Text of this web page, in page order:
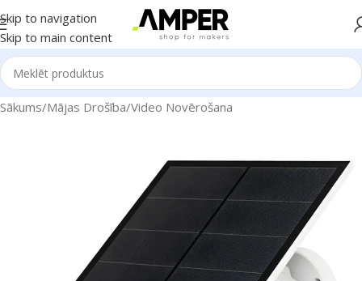
Skip to navigation
Skip to main content
Sākums/Mājas Drošība/Video Novērošana